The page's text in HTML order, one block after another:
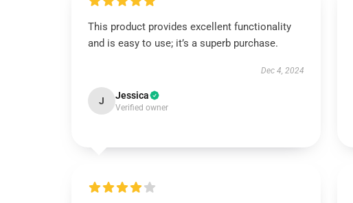
This product provides excellent functionality
and is easy to use; it’s a superb purchase.
Dec 4, 2024
J Jessica
Verified owner